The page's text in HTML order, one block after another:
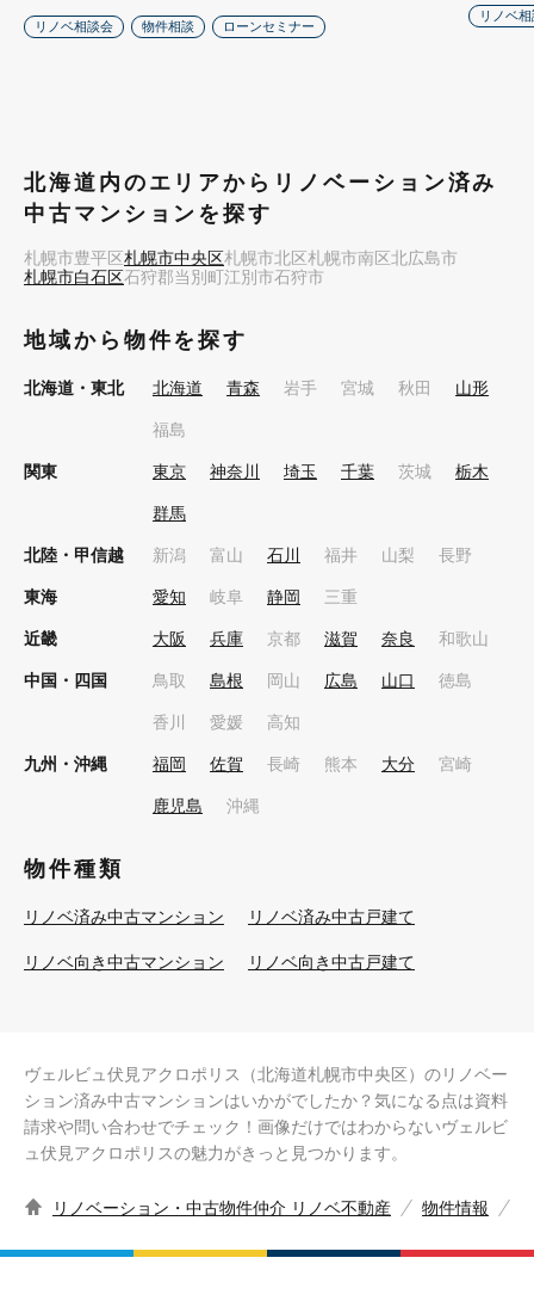
リノベ相談会 物件相談 ローンセミナー
リノベ
北海道内のエリアからリノベーション済み
中古マンションを探す
札幌市豊平区札幌市中央区札幌市北区札幌市南区北広島市
札幌市白石区石狩郡当別町江別市石狩市
地域から物件を探す
北海道・東北 北海道 青森 岩手 宮城 秋田 山形
福島
関東 東京 神奈川 埼玉 千葉 茨城 栃木
群馬
北陸・甲信越 新潟 富山 石川 福井 山梨 長野
東海 愛知 岐阜 静岡 三重
近畿 大阪 兵庫 京都 滋賀 奈良 和歌山
中国・四国 鳥取 島根 岡山 広島 山口 徳島
香川 愛媛 高知
九州・沖縄 福岡 佐賀 長崎 熊本 大分 宮崎
鹿児島 沖縄
物件種類
リノベ済み中古マンション リノベ済み中古戸建て
リノベ向き中古マンション リノベ向き中古戸建て
ヴェルビュ伏見アクロポリス（北海道札幌市中央区）のリノベー
ション済み中古マンションはいかがでしたか？気になる点は資料
請求や問い合わせでチェック！画像だけではわからないヴェルビ
ュ伏見アクロポリスの魅力がきっと見つかります。
リノベーション・中古物件仲介 リノベ不動産 物件情報